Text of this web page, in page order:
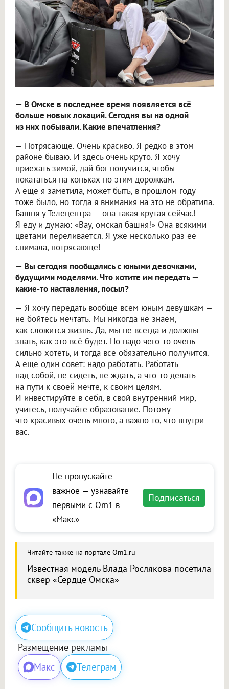
— В Омске в последнее время появляется всё
больше новых локаций. Сегодня вы на одной
из них побывали. Какие впечатления?
— Потрясающе. Очень красиво. Я редко в этом
районе бываю. И здесь очень круто. Я хочу
приехать зимой, дай бог получится, чтобы
покататься на коньках по этим дорожкам.
А ещё я заметила, может быть, в прошлом году
тоже было, но тогда я внимания на это не обратила.
Башня у Телецентра — она такая крутая сейчас!
Я еду и думаю: «Вау, омская башня!» Она всякими
цветами переливается. Я уже несколько раз её
снимала, потрясающе!
— Вы сегодня пообщались с юными девочками,
будущими моделями. Что хотите им передать —
какие-то наставления, посыл?
— Я хочу передать вообще всем юным девушкам —
не бойтесь мечтать. Мы никогда не знаем,
как сложится жизнь. Да, мы не всегда и должны
знать, как это всё будет. Но надо чего-то очень
сильно хотеть, и тогда всё обязательно получится.
А ещё один совет: надо работать. Работать
над собой, не сидеть, не ждать, а что-то делать
на пути к своей мечте, к своим целям.
И инвестируйте в себя, в свой внутренний мир,
учитесь, получайте образование. Потому
что красивых очень много, а важно то, что внутри
вас.
Не пропускайте
важное — узнавайте
первыми с Om1 в
«Макс»
Подписаться
Читайте также на портале Om1.ru
Известная модель Влада Рослякова посетила
сквер «Сердце Омска»
Сообщить новость
Размещение рекламы
Макс Телеграм